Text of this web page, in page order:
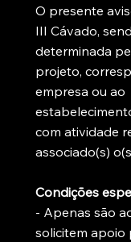
O presente
III Cávado,
determinada
projeto,
empresa ou ao
com atividade
associado(s)
Condições
- Apenas são
solicitem apoio